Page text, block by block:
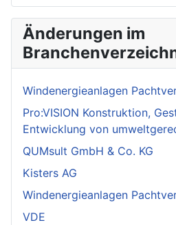
Änderungen im
Windenergieanlagen
Pro:VISION Konstruktion,
Entwicklung von
QUMsult GmbH & Co. KG
Kisters AG
Windenergieanlagen
VDE